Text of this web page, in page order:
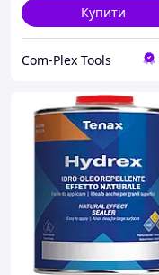
Купити
Com-Plex Tools